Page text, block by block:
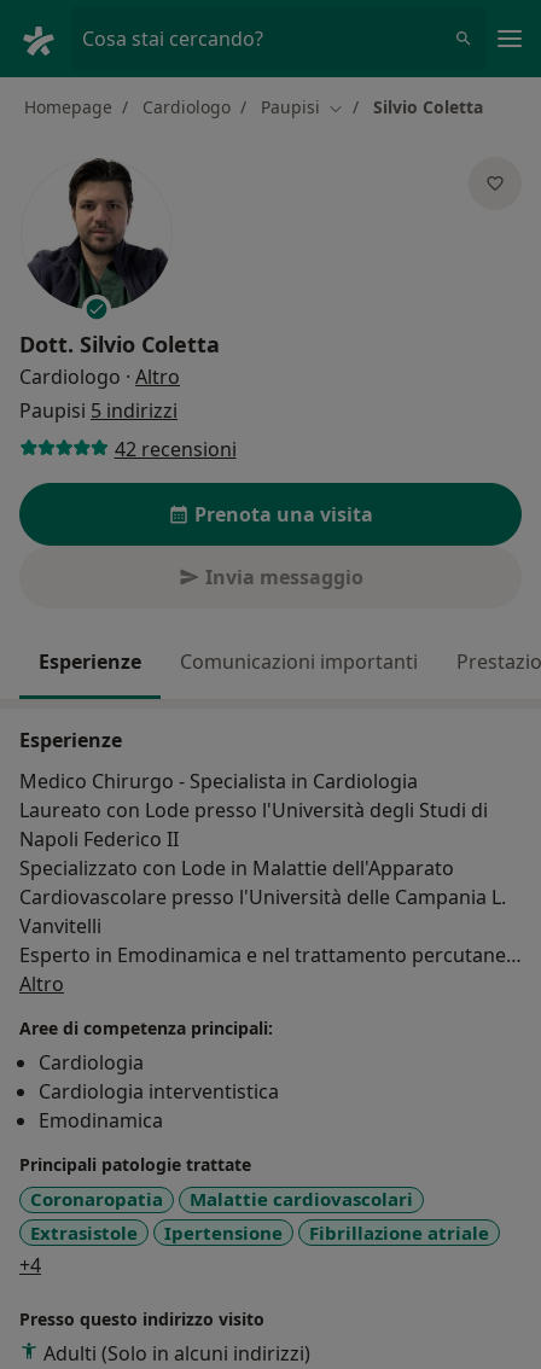
Cosa stai cercando?
Homepage Cardiologo Paupisi Cambia città
Silvio Coletta
Dott. Silvio Coletta
Cardiologo · Altro
Paupisi 5 indirizzi
42 recensioni
Prenota una visita
Invia messaggio
Esperienze Comunicazioni importanti
Esperienze
Medico Chirurgo - Specialista in Cardiologia
Laureato con Lode presso l'Università degli Studi di
Napoli Federico II
Specializzato con Lode in Malattie dell'Apparato
Cardiovascolare presso l'Università delle Campania L.
Vanvitelli
Esperto in Emodinamica e nel trattamento percutaneo
della patologia coronarica e valvolare
Altro
Aree di competenza principali:
Cardiologia
Cardiologia interventistica
Emodinamica
Principali patologie trattate
Coronaropatia
Malattie cardiovascolari
Extrasistole
Ipertensione Fibrillazione atriale
+4a11y_sr_more_diseases
Presso questo indirizzo visito
Adulti (Solo in alcuni indirizzi)